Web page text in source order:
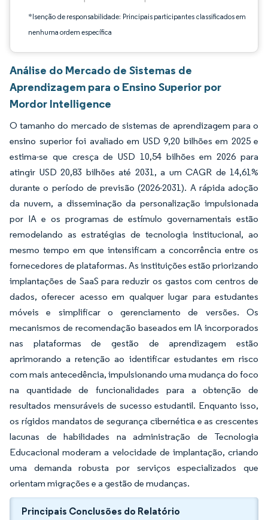
*Isenção de responsabilidade: Principais participantes classificados em
nenhuma ordem específica
Análise do Mercado de Sistemas de
Aprendizagem para o Ensino Superior por
Mordor Intelligence
O tamanho do mercado de sistemas de aprendizagem para o
ensino superior foi avaliado em USD 9,20 bilhões em 2025 e
estima-se que cresça de USD 10,54 bilhões em 2026 para
atingir USD 20,83 bilhões até 2031, a um CAGR de 14,61%
durante o período de previsão (2026-2031). A rápida adoção
da nuvem, a disseminação da personalização impulsionada
por IA e os programas de estímulo governamentais estão
remodelando as estratégias de tecnologia institucional, ao
mesmo tempo em que intensificam a concorrência entre os
fornecedores de plataformas. As instituições estão priorizando
implantações de SaaS para reduzir os gastos com centros de
dados, oferecer acesso em qualquer lugar para estudantes
móveis e simplificar o gerenciamento de versões. Os
mecanismos de recomendação baseados em IA incorporados
nas plataformas de gestão de aprendizagem estão
aprimorando a retenção ao identificar estudantes em risco
com mais antecedência, impulsionando uma mudança do foco
na quantidade de funcionalidades para a obtenção de
resultados mensuráveis de sucesso estudantil. Enquanto isso,
os rígidos mandatos de segurança cibernética e as crescentes
lacunas de habilidades na administração de Tecnologia
Educacional moderam a velocidade de implantação, criando
uma demanda robusta por serviços especializados que
orientam migrações e a gestão de mudanças.
Principais Conclusões do Relatório